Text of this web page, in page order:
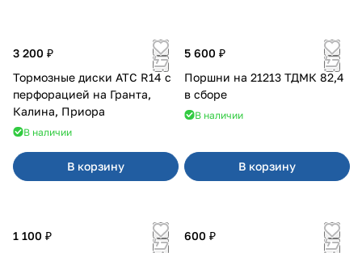
3 200 ₽
Тормозные диски АТС R14 с
перфорацией на Гранта,
Калина, Приора
В наличии
В корзину
5 600 ₽
Поршни на 21213 ТДМК 82,4
в сборе
В наличии
В корзину
1 100 ₽
600 ₽